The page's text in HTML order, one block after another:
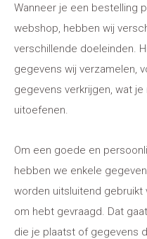
Wanneer je een bestelling
webshop, hebben wij
verschillende doeleinden.
gegevens wij verzamelen,
gegevens verkrijgen, wat
uitoefenen.
Om een goede en
hebben we enkele
worden uitsluitend
om hebt gevraagd. Dat
die je plaatst of gegevens